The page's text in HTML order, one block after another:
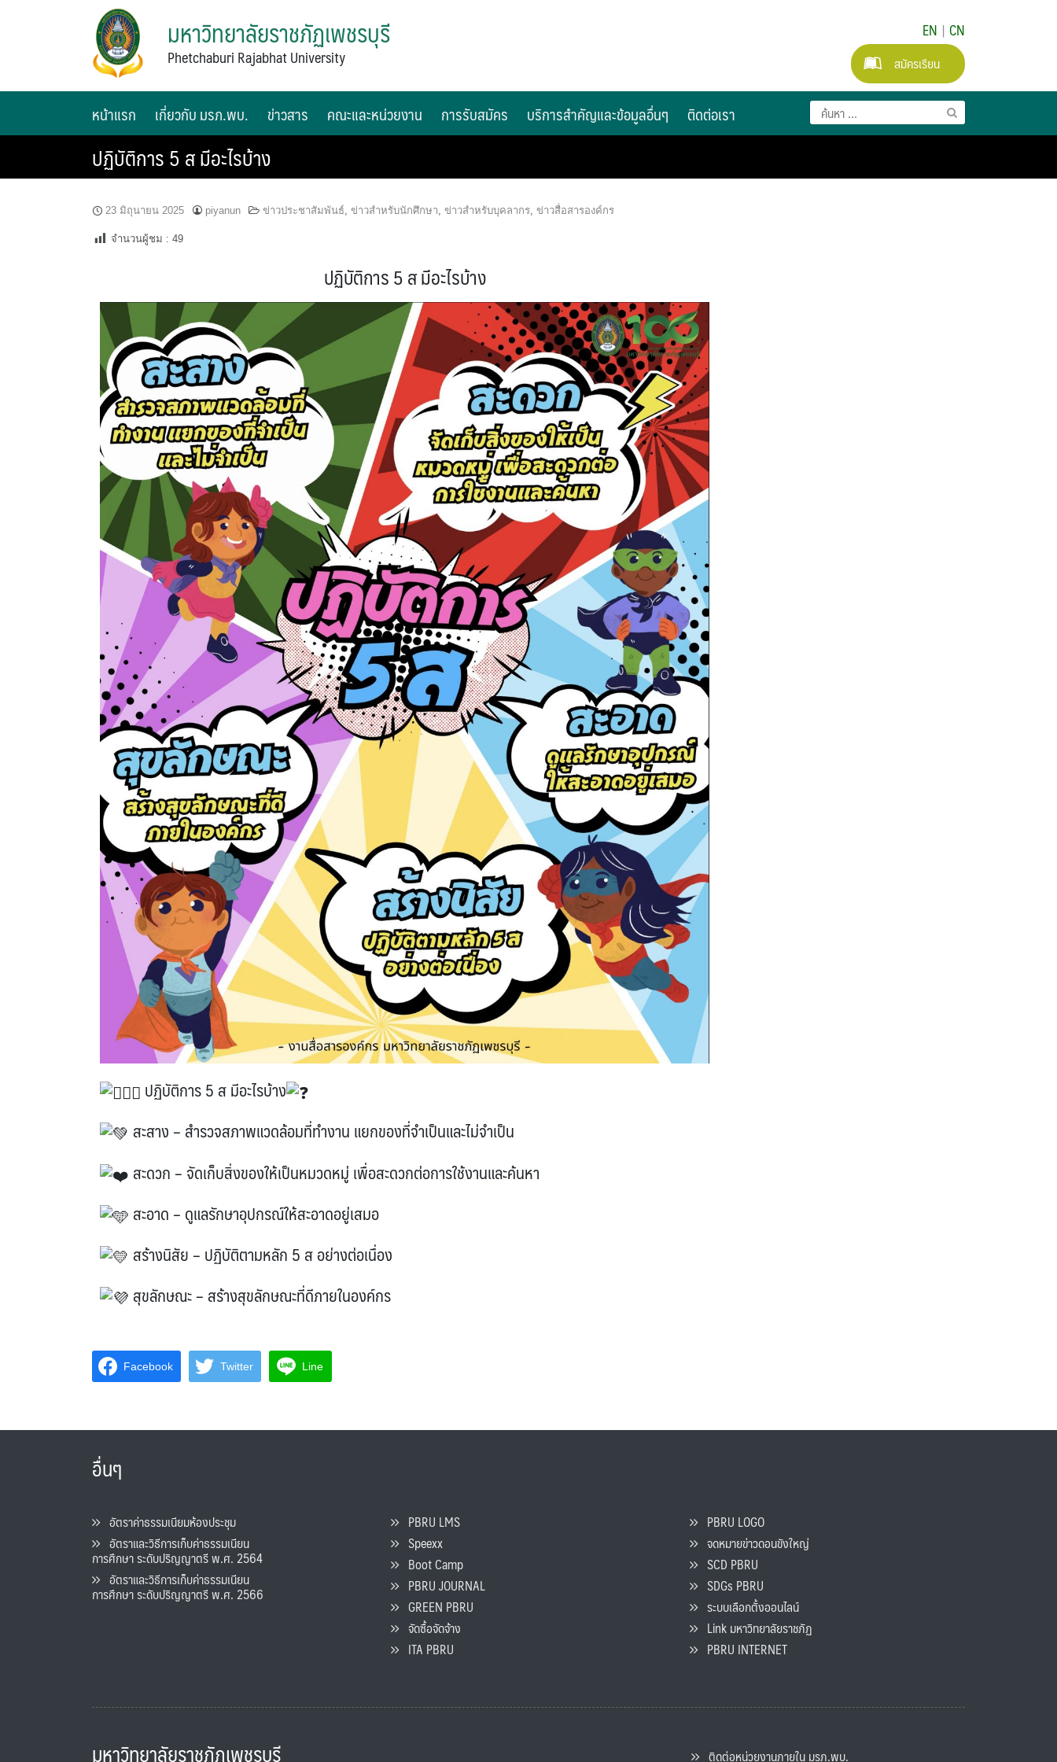
มหาวิทยาลัยราชภัฏเพชรบุรี
Phetchaburi Rajabhat University
EN | CN
สมัครเรียน
หน้าแรก เกี่ยวกับ มรภ.พบ. ข่าวสาร คณะและหน่วยงาน การรับสมัคร บริการสำคัญและข้อมูลอื่นๆ ติดต่อเรา
ปฏิบัติการ 5 ส มีอะไรบ้าง
23 มิถุนายน 2025 piyanun ข่าวประชาสัมพันธ์, ข่าวสำหรับนักศึกษา, ข่าวสำหรับบุคลากร, ข่าวสื่อสารองค์กร
จำนวนผู้ชม : 49
ปฏิบัติการ 5 ส มีอะไรบ้าง
ปฏิบัติการ 5 ส มีอะไรบ้าง
สะสาง – สำรวจสภาพแวดล้อมที่ทำงาน แยกของที่จำเป็นและไม่จำเป็น
สะดวก – จัดเก็บสิ่งของให้เป็นหมวดหมู่ เพื่อสะดวกต่อการใช้งานและค้นหา
สะอาด – ดูแลรักษาอุปกรณ์ให้สะอาดอยู่เสมอ
สร้างนิสัย – ปฏิบัติตามหลัก 5 ส อย่างต่อเนื่อง
สุขลักษณะ – สร้างสุขลักษณะที่ดีภายในองค์กร
Facebook Twitter Line
อื่นๆ
อัตราค่าธรรมเนียมห้องประชุม
อัตราและวิธีการเก็บค่าธรรมเนียน
การศึกษา ระดับปริญญาตรี พ.ศ. 2564
อัตราและวิธีการเก็บค่าธรรมเนียน
การศึกษา ระดับปริญญาตรี พ.ศ. 2566
PBRU LMS
Speexx
Boot Camp
PBRU JOURNAL
GREEN PBRU
จัดซื้อจัดจ้าง
ITA PBRU
PBRU LOGO
จดหมายข่าวดอนขังใหญ่
SCD PBRU
SDGs PBRU
ระบบเลือกตั้งออนไลน์
Link มหาวิทยาลัยราชภัฏ
PBRU INTERNET
มหาวิทยาลัยราชภัฏเพชรบุรี ติดต่อหน่วยงานภายใน มรภ.พบ.